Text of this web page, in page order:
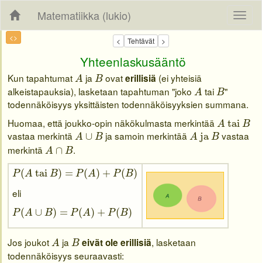
Matematiikka (lukio)
<>
Yhteenlaskusääntö
Kun tapahtumat A
A ja B
B ovaterillisiä (ei yhteisiä
alkeistapauksia), lasketaan tapahtuman "joko A
A tai B
B"
todennäköisyys yksittäisten todennäköisyyksien summana.
Huomaa, että joukko-opin näkökulmasta merkintää A tai B
A taiB
vastaa merkintä A ∪ B
A ∪ B ja samoin merkintää A ja B
A jaB
vastaa
merkintä A ∩ B
A ∩B .
P(A tai B) =
P(AtaiB)= P(A) + P(B)
P(A)+P(B)
eli
P(A ∪ B) =
P(A∪ B )= P(A) + P(B)
P(A)+ P B)
Jos joukot A
A ja B
B eivät ole erillisiä, lasketaan
todennäköisyys seuraavasti: